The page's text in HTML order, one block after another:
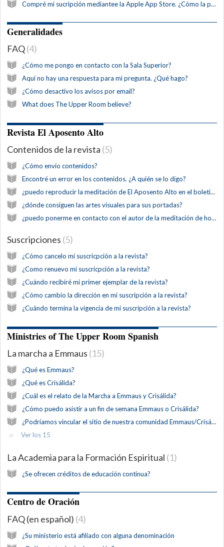
Compré mi sucripción mediantee la Apple App Store. ¿Cómo la puedo leer en mis demás dispositivos?
Generalidades
FAQ 4
¿Cómo me pongo en contacto con la Sala Superior?
Aquí no hay una respuesta para mi pregunta. ¿Qué hago?
¿Cómo desactivo los avisos por email?
What does The Upper Room believe?
Revista El Aposento Alto
Contenidos de la revista 5
¿Cómo envío contenidos?
Encontré un error en los contenidos. ¿A quién se lo digo?
¿puedo reproducir la meditación de El Aposento Alto en el boletín de mi iglesia?
¿dónde consiguen las artes visuales para sus portadas?
¿puedo ponerme en contacto con el autor de la meditación de hoy?
Suscripciones 5
¿Cómo cancelo mi suscricpción a la revista?
¿Como renuevo mi suscricpción a la revista?
¿Cuándo recibiré mi primer ejemplar de la revista?
¿Cómo cambio la dirección en mi suscripción a la revista?
¿Cuándo termina la vigencia de mi suscripción a la revista?
Ministries of The Upper Room Spanish
La marcha a Emmaus 15
¿Qué es Emmaus?
¿Qué es Crisálida?
¿Cuál es el relato de la Marcha a Emmaus y Crisálida?
¿Cómo puedo asistir a un fin de semana Emmaus o Crisálida?
¿Podríamos vincular el sitio de nuestra comunidad Emmaus/Crisálida con el sitio The Upper Room?
Ver los 15
La Academia para la Formación Espiritual 1
¿Se ofrecen créditos de educación continua?
Centro de Oración
FAQ (en español) 4
¿Su ministerio está afiliado con alguna denominación